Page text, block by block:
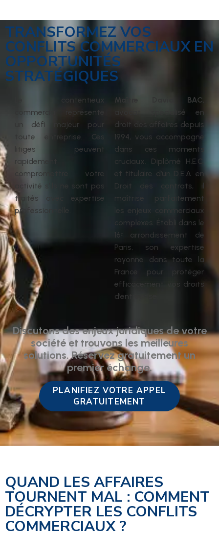
TRANSFORMEZ VOS
CONFLITS COMMERCIAUX EN
OPPORTUNITÉS
STRATÉGIQUES
Le contentieux
commercial représente
un défi majeur pour
toute entreprise. Ces
litiges peuvent
rapidement
compromettre votre
activité s’ils ne sont pas
traités avec expertise
professionnelle.
Maître David BAC,
avocat spécialisé en
droit des affaires depuis
1994, vous accompagne
dans ces moments
cruciaux. Diplômé H.E.C.
et titulaire d’un D.E.A. en
Droit des contrats, il
maîtrise parfaitement
les enjeux commerciaux
complexes. Établi dans le
16ᵉ arrondissement de
Paris, son expertise
rayonne dans toute la
France pour protéger
efficacement vos droits
d’entreprise.
Discutons des enjeux juridiques de votre
société et trouvons les meilleures
solutions. Réservez gratuitement un
premier échange.
PLANIFIEZ VOTRE APPEL
GRATUITEMENT
QUAND LES AFFAIRES
TOURNENT MAL : COMMENT
DÉCRYPTER LES CONFLITS
COMMERCIAUX ?